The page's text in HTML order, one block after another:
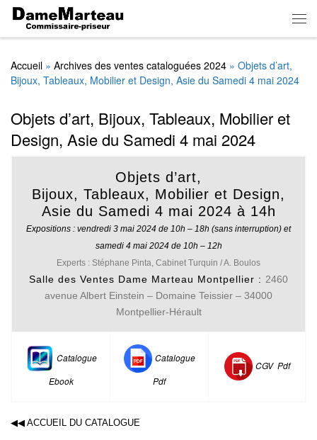
Skip to content
Accueil » Archives des ventes cataloguées 2024 » Objets d’art,
Bijoux, Tableaux, Mobilier et Design, Asie du Samedi 4 mai 2024
Objets d’art, Bijoux, Tableaux, Mobilier et
Design, Asie du Samedi 4 mai 2024
Objets d’art,
Bijoux, Tableaux, Mobilier et Design,
Asie du Samedi 4 mai 2024 à 14h
Expositions : vendredi 3 mai 2024 de 10h – 18h (sans interruption) et
samedi 4 mai 2024 de 10h – 12h
Experts : Stéphane Pinta, Cabinet Turquin / A. Boulos
Salle des Ventes Dame Marteau Montpellier : 2460
avenue Albert Einstein – Domaine Teissier – 34000
Montpellier-Hérault
Catalogue
Ebook
Catalogue
Pdf
CGV Pdf
◀◀ ACCUEIL DU CATALOGUE